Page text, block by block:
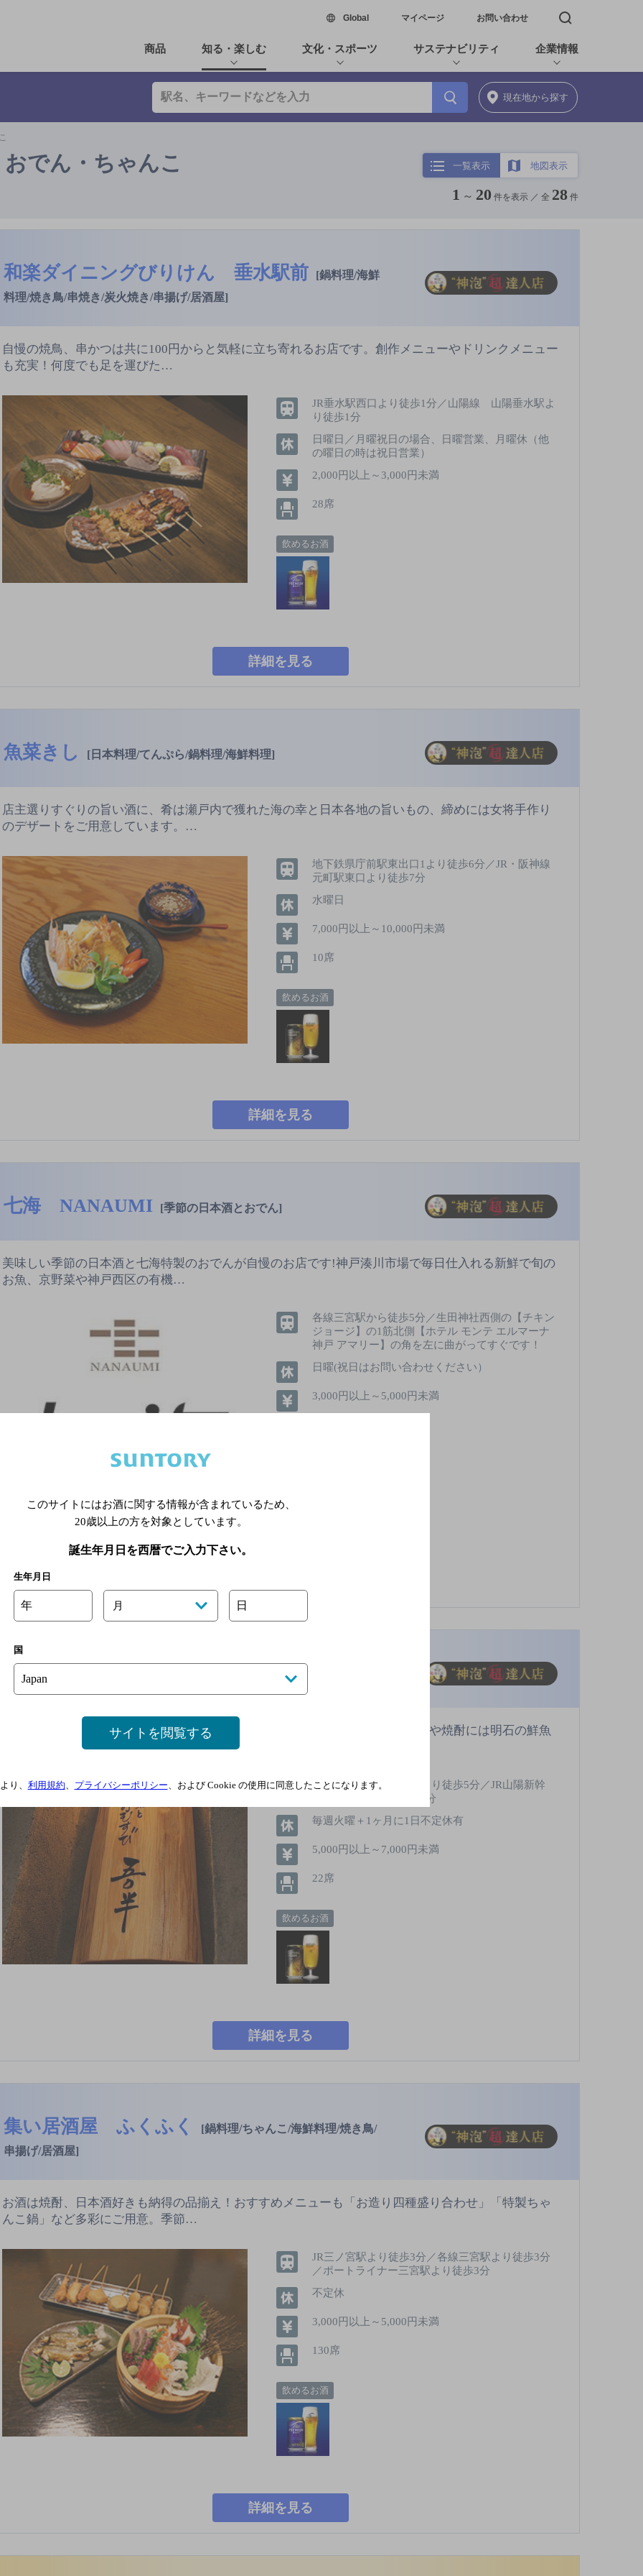
Global新しいウィンドウで開く
マイページ お問い合わせ 検索窓を開く
商品 知る・楽しむ 文化・スポーツ サステナビリティ 企業情報
現在地から探す
でん・ちゃんこ 一覧表示 地図表示
1 ～ 20 件を表示 ／ 全 28 件
和楽ダイニングびりけん 垂水駅前
[鍋料理/海鮮
料理/焼き鳥/串焼き/炭火焼き/串揚げ/居酒屋]
自慢の焼鳥、串かつは共に100円からと気軽に立ち寄れるお店です。創作メニューやドリンクメニュー
も充実！何度でも足を運びた…
JR垂水駅西口より徒歩1分／山陽線 山陽垂水駅よ
り徒歩1分
日曜日／月曜祝日の場合、日曜営業、月曜休（他
の曜日の時は祝日営業）
2,000円以上～3,000円未満
28席
飲めるお酒
詳細を見る
魚菜きし [日本料理/てんぷら/鍋料理/海鮮料理]
店主選りすぐりの旨い酒に、肴は瀬戸内で獲れた海の幸と日本各地の旨いもの、締めには女将手作り
のデザートをご用意しています。…
地下鉄県庁前駅東出口1より徒歩6分／JR・阪神線
元町駅東口より徒歩7分
水曜日
7,000円以上～10,000円未満
10席
飲めるお酒
詳細を見る
七海 NANAUMI [季節の日本酒とおでん]
美味しい季節の日本酒と七海特製のおでんが自慢のお店です!神戸湊川市場で毎日仕入れる新鮮で旬の
お魚、京野菜や神戸西区の有機…
各線三宮駅から徒歩5分／生田神社西側の【チキン
ジョージ】の1筋北側【ホテル モンテ エルマーナ
神戸 アマリー】の角を左に曲がってすぐです！
日曜(祝日はお問い合わせください）
3,000円以上～5,000円未満
西明石 酒菜とおむすび 吾半 [創作和食]
西明石、山形銘柄米つや姫で握るおむすびと創作和食の店。豊富な兵庫産地酒や焼酎には明石の鮮魚
を！料理にかける情熱が…
JR山陽本線 西明石駅より徒歩5分／JR山陽新幹
線 西明石駅より徒歩5分
毎週火曜＋1ヶ月に1日不定休有
5,000円以上～7,000円未満
22席
飲めるお酒
詳細を見る
集い居酒屋 ふくふく
[鍋料理/ちゃんこ/海鮮料理/焼き鳥/
串揚げ/居酒屋]
お酒は焼酎、日本酒好きも納得の品揃え！おすすめメニューも「お造り四種盛り合わせ」「特製ちゃ
んこ鍋」など多彩にご用意。季節…
JR三ノ宮駅より徒歩3分／各線三宮駅より徒歩3分
／ポートライナー三宮駅より徒歩3分
不定休
3,000円以上～5,000円未満
130席
飲めるお酒
詳細を見る
このサイトにはお酒に関する情報が含まれているため、
20歳以上の方を対象としています。
誕生年月日を西暦でご入力下さい。
生年月日
年 月 日
国
サイトを閲覧する
り、 利用規約、 プライバシーポリシー、および Cookie の使用に同意したことになります。